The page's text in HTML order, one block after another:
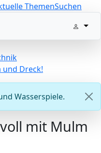
ThemenSuchen
Dreck!
Wasserspiele.
mit Mulm